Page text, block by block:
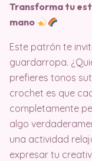
Transforma tu
mano
Este patrón te
guardarropa.
prefieres tonos
crochet es que
completamente
algo
una actividad
expresar tu